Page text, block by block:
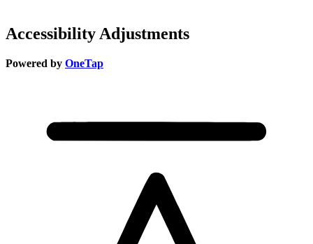
Accessibility Adjustments
Powered by OneTap